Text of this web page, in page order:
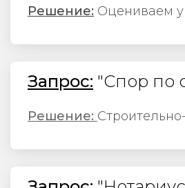
Решение: Оцениваем
Запрос: "Спор по
Решение: